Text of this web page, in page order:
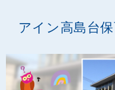
アイン高島台